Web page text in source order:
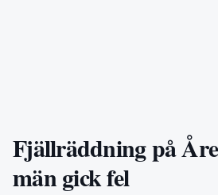
Fjällräddning på
män gick fel